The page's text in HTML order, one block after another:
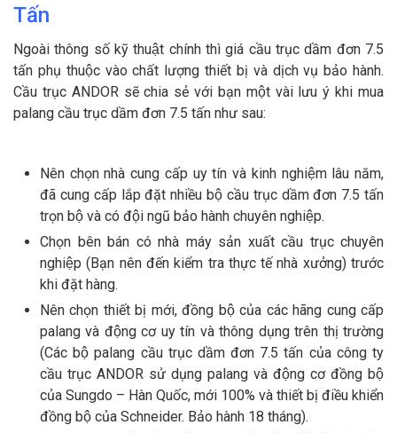
Tấn
Ngoài thông số kỹ thuật chính thì giá cầu trục dầm đơn 7.5
tấn phụ thuộc vào chất lượng thiết bị và dịch vụ bảo hành.
Cầu trục ANDOR sẽ chia sẻ với bạn một vài lưu ý khi mua
palang cầu trục dầm đơn 7.5 tấn như sau:
Nên chọn nhà cung cấp uy tín và kinh nghiệm lâu năm,
đã cung cấp lắp đặt nhiều bộ cầu trục dầm đơn 7.5 tấn
trọn bộ và có đội ngũ bảo hành chuyên nghiệp.
Chọn bên bán có nhà máy sản xuất cầu trục chuyên
nghiệp (Bạn nên đến kiểm tra thực tế nhà xưởng) trước
khi đặt hàng.
Nên chọn thiết bị mới, đồng bộ của các hãng cung cấp
palang và động cơ uy tín và thông dụng trên thị trường
(Các bộ palang cầu trục dầm đơn 7.5 tấn của công ty
cầu trục ANDOR sử dụng palang và động cơ đồng bộ
của Sungdo – Hàn Quốc, mới 100% và thiết bị điều khiển
đồng bộ của Schneider. Bảo hành 18 tháng).